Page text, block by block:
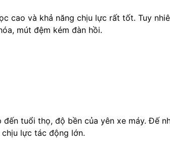
cao và khả năng chịu lực rất tốt. Tuy
mút đệm kém đàn hồi.
tuổi thọ, độ bền của yên xe máy. Đế
lực tác động lớn.